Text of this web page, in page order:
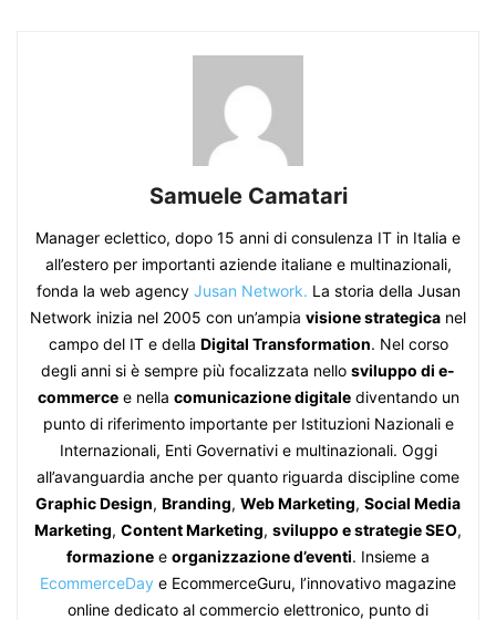
Samuele Camatari
Manager eclettico, dopo 15 anni di consulenza IT in Italia e
all’estero per importanti aziende italiane e multinazionali,
fonda la web agency Jusan Network. La storia della Jusan
Network inizia nel 2005 con un’ampia visione strategica nel
campo del IT e della Digital Transformation. Nel corso
degli anni si è sempre più focalizzata nello sviluppo di e-
commercee nella comunicazione digitalediventando un
punto di riferimento importante per Istituzioni Nazionali e
Internazionali, Enti Governativi e multinazionali. Oggi
all’avanguardia anche per quanto riguarda discipline come
Graphic Design, Branding, Web Marketing, Social Media
Marketing, Content Marketing, sviluppo e strategie SEO,
formazione e organizzazione d’eventi. Insieme a
EcommerceDay e EcommerceGuru, l’innovativo magazine
online dedicato al commercio elettronico, punto di